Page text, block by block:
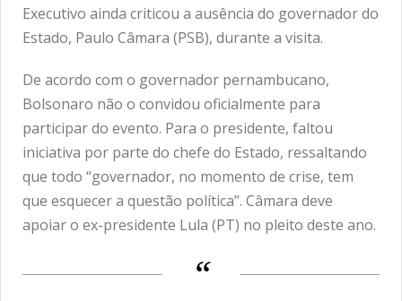
Executivo ainda criticou a ausência do governador do
Estado, Paulo Câmara (PSB), durante a visita.
De acordo com o governador pernambucano,
Bolsonaro não o convidou oficialmente para
participar do evento. Para o presidente, faltou
iniciativa por parte do chefe do Estado, ressaltando
que todo “governador, no momento de crise, tem
que esquecer a questão política”. Câmara deve
apoiar o ex-presidente Lula (PT) no pleito deste ano.